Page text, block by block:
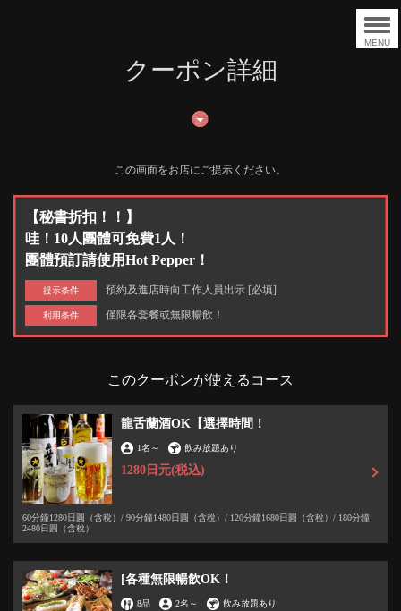
MENU
クーポン詳細
この画面をお店にご提示ください。
【秘書折扣！！】
哇！10人團體可免費1人！
團體預訂請使用Hot Pepper！
提示条件 預約及進店時向工作人員出示 [必填]
利用条件 僅限各套餐或無限暢飲！
このクーポンが使えるコース
龍舌蘭酒OK【選擇時間！
1名 ～ 飲み放題あり
1280日元(税込)
60分鐘1280日圓（含稅）/ 90分鐘1480日圓（含稅）/ 120分鐘1680日圓（含稅）/ 180分鐘
2480日圓（含稅）
[各種無限暢飲OK！
8品 2名 ～ 飲み放題あり